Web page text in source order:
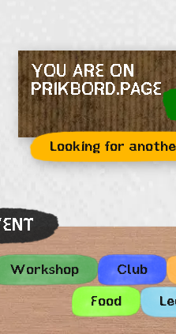
YOU ARE ON
PRIKBORD.PAGE
Looking for
Workshop Club
Food